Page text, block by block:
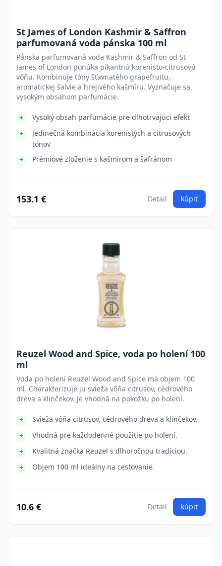
St James of London Kashmir & Saffron
parfumovaná voda pánska 100 ml
Pánska parfumovaná voda Kashmir & Saffron od St
James of London ponúka pikantnú korenisto-citrusovú
vôňu. Kombinuje tóny šťavnatého grapefruitu,
aromatickej šalvie a hrejivého kašmíru. Vyznačuje sa
vysokým obsahom parfumácie.
Vysoký obsah parfumácie pre dlhotrvajúci efekt
Jedinečná kombinácia korenistých a citrusových
tónov
Prémiové zloženie s kašmírom a šafránom
153.1 € Detail kúpiť
Reuzel Wood and Spice, voda po holení 100
ml
Voda po holení Reuzel Wood and Spice má objem 100
ml. Charakterizuje ju svieža vôňa citrusov, cédrového
dreva a klinčekov. Je vhodná na pokožku po holení.
Svieža vôňa citrusov, cédrového dreva a klinčekov.
Vhodná pre každodenné použitie po holení.
Kvalitná značka Reuzel s dlhoročnou tradíciou.
Objem 100 ml ideálny na cestovanie.
10.6 € Detail kúpiť